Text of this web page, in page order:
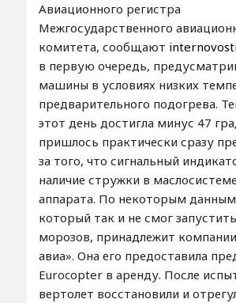
Авиационного регистра
Межгосударственного
комитета, сообщают
в первую очередь,
машины в условиях низких
предварительного подогрева.
этот день достигла минус 47
пришлось практически сразу
за того, что сигнальный
наличие стружки в
аппарата. По некоторым
который так и не смог
морозов, принадлежит
авиа». Она его предоставила
Eurocopter в аренду. После
вертолет восстановили и